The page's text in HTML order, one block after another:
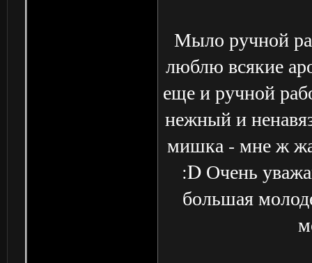
Мыло ручной
люблю всякие
еще и ручной
нежный и
мишка - мне ж
:D Очень
большая